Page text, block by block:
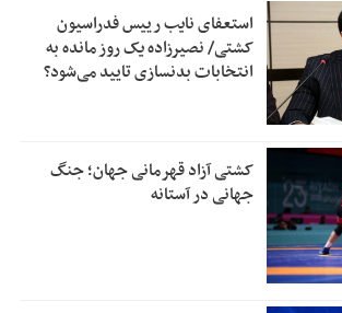
استعفای نایب رییس فدراسیون
کشتی/ نصیرزاده یک روز مانده به
انتخابات بدنسازی تایید می‌شود؟
کشتی آزاد قهرمانی جهان؛ جنگ
جهانی در آستانه